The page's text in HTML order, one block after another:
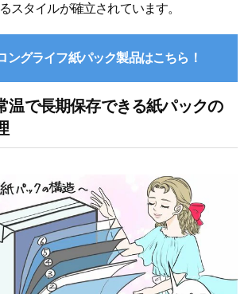
スタイルが確立されています。
ングライフ紙パック製品はこちら！
温で長期保存できる紙パックの